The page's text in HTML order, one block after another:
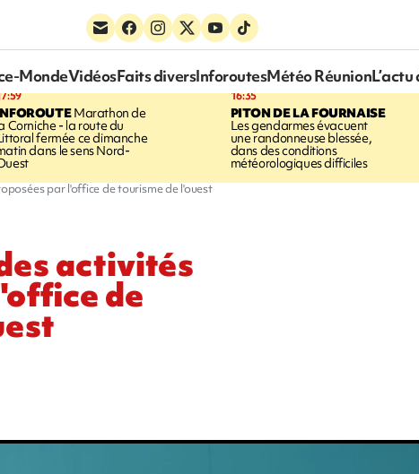
MondeVidéosFaits diversInforoutesMétéo Réunion
Marathon de
Corniche - la route du
fermée ce dimanche
dans le sens Nord-
16:35
PITON DE LA FOURNAISE
Les gendarmes évacuent
une randonneuse blessée,
dans des conditions
météorologiques difficiles
par l'office de tourisme de l'ouest
activités
de